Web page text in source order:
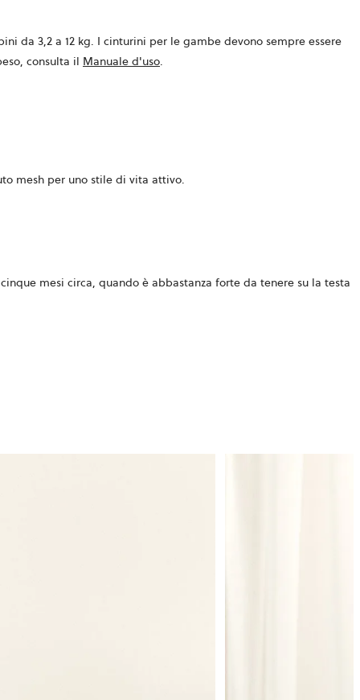
da 3,2 a 12 kg. I cinturini per le gambe devono sempre essere
consulta il Manuale d'uso.
mesh per uno stile di vita attivo.
mesi circa, quando è abbastanza forte da tenere su la testa